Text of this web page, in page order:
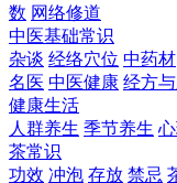
数 网络修道
中医基础常识
杂谈 经络穴位 中药材
名医 中医健康 经方
健康生活
人群养生 季节养生
茶常识
功效 冲泡 存放 禁忌